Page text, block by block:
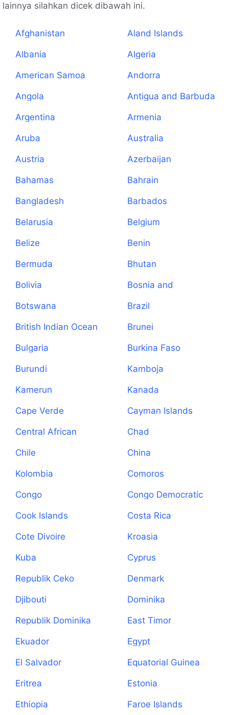
lainnya silahkan dicek dibawah ini.
Afghanistan Aland Islands
Albania Algeria
American Samoa Andorra
Angola Antigua and Barbuda
Argentina Armenia
Aruba Australia
Austria Azerbaijan
Bahamas Bahrain
Bangladesh Barbados
Belarusia Belgium
Belize Benin
Bermuda Bhutan
Bolivia
Bosnia and
Botswana Brazil
British Indian Ocean
Brunei
Bulgaria Burkina Faso
Burundi Kamboja
Kamerun Kanada
Cape Verde Cayman Islands
Central African
Chad
Chile China
Kolombia Comoros
Congo
Congo Democratic
Cook Islands Costa Rica
Cote Divoire Kroasia
Kuba Cyprus
Republik Ceko Denmark
Djibouti Dominika
Republik Dominika East Timor
Ekuador Egypt
El Salvador Equatorial Guinea
Eritrea Estonia
Ethiopia Faroe Islands